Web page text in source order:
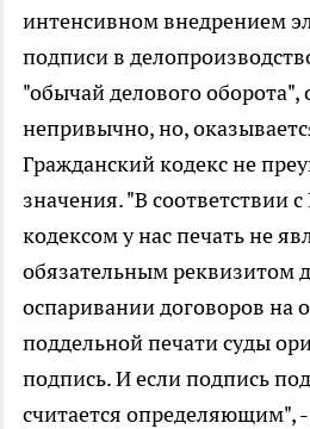
интенсивном внедрением
подписи в
"обычай делового оборота",
непривычно, но,
Гражданский кодекс не
значения. "В соответствии
кодексом у нас печать не
обязательным реквизитом
оспаривании договоров на
поддельной печати суды
подпись. И если подпись
считается определяющим", -